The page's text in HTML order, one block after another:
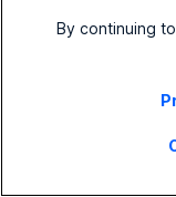
Boşta durumu
moduna alır.
tamamladıktan ve
seçtiğiniz Boşta
By continuing